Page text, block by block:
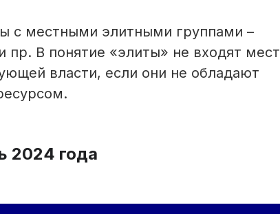
с местными элитными группами –
В понятие «элиты» не входят
власти, если они не обладают
2024 года